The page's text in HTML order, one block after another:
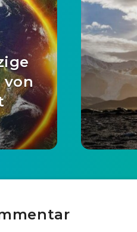
von